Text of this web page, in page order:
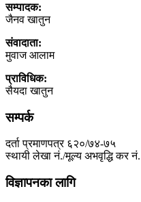
सम्पादक:
जैनव खातुन
संवादाता:
मुवाज आलाम
प्राविधिक:
सैयदा खातुन
सम्पर्क
दर्ता प्रमाणपत्र ६२०/७४-७५
स्थायी लेखा नं./मूल्य अभवृद्धि कर
विज्ञापनका लागि